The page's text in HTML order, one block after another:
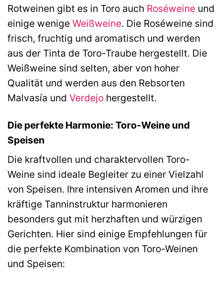
Rotweinen gibt es in Toro auch Roséweine und
einige wenige Weißweine. Die Roséweine sind
frisch, fruchtig und aromatisch und werden
aus der Tinta de Toro-Traube hergestellt. Die
Weißweine sind selten, aber von hoher
Qualität und werden aus den Rebsorten
Malvasía und Verdejo hergestellt.
Die perfekte Harmonie: Toro-Weine und
Speisen
Die kraftvollen und charaktervollen Toro-
Weine sind ideale Begleiter zu einer Vielzahl
von Speisen. Ihre intensiven Aromen und ihre
kräftige Tanninstruktur harmonieren
besonders gut mit herzhaften und würzigen
Gerichten. Hier sind einige Empfehlungen für
die perfekte Kombination von Toro-Weinen
und Speisen: